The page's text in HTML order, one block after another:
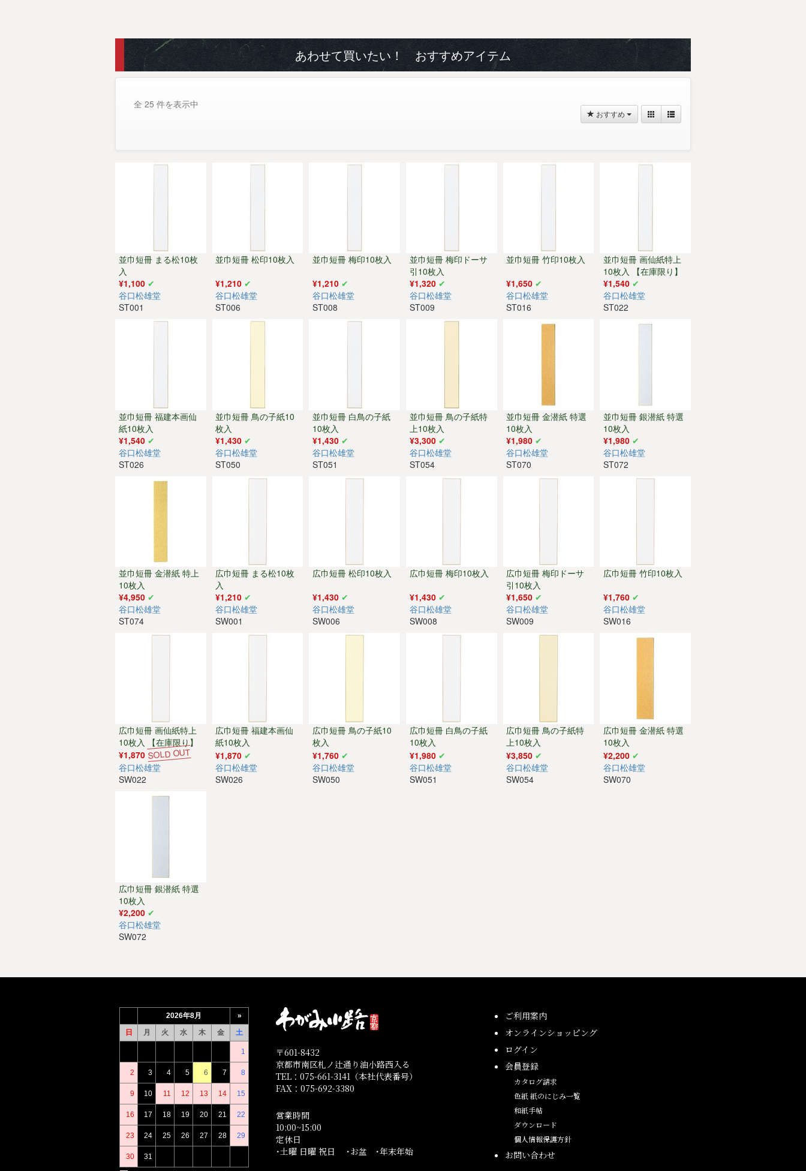
あわせて買いたい！ おすすめアイテム
全 25 件を表示中
おすすめ
並巾短冊 まる松10枚
入
¥1,100
谷口松雄堂
ST001
並巾短冊 松印10枚入
¥1,210
谷口松雄堂
ST006
並巾短冊 梅印10枚入
¥1,210
谷口松雄堂
ST008
並巾短冊 梅印ドーサ
引10枚入
¥1,320
谷口松雄堂
ST009
並巾短冊 竹印10枚入
¥1,650
谷口松雄堂
ST016
並巾短冊 画仙紙特上
10枚入 【在庫限り】
¥1,540
谷口松雄堂
ST022
並巾短冊 福建本画仙
紙10枚入
¥1,540
谷口松雄堂
ST026
並巾短冊 鳥の子紙10
枚入
¥1,430
谷口松雄堂
ST050
並巾短冊 白鳥の子紙
10枚入
¥1,430
谷口松雄堂
ST051
並巾短冊 鳥の子紙特
上10枚入
¥3,300
谷口松雄堂
ST054
並巾短冊 金潜紙 特選
10枚入
¥1,980
谷口松雄堂
ST070
並巾短冊 銀潜紙 特選
10枚入
¥1,980
谷口松雄堂
ST072
並巾短冊 金潜紙 特上
10枚入
¥4,950
谷口松雄堂
ST074
広巾短冊 まる松10枚
入
¥1,210
谷口松雄堂
SW001
広巾短冊 松印10枚入
¥1,430
谷口松雄堂
SW006
広巾短冊 梅印10枚入
¥1,430
谷口松雄堂
SW008
広巾短冊 梅印ドーサ
引10枚入
¥1,650
谷口松雄堂
SW009
広巾短冊 竹印10枚入
¥1,760
谷口松雄堂
SW016
広巾短冊 画仙紙特上
10枚入 【在庫限り】
¥1,870
谷口松雄堂
SW022
広巾短冊 福建本画仙
紙10枚入
¥1,870
谷口松雄堂
SW026
広巾短冊 鳥の子紙10
枚入
¥1,760
谷口松雄堂
SW050
広巾短冊 白鳥の子紙
10枚入
¥1,980
谷口松雄堂
SW051
広巾短冊 鳥の子紙特
上10枚入
¥3,850
谷口松雄堂
SW054
広巾短冊 金潜紙 特選
10枚入
¥2,200
谷口松雄堂
SW070
広巾短冊 銀潜紙 特選
10枚入
¥2,200
谷口松雄堂
SW072
〒601-8432
京都市南区札ノ辻通り油小路西入る
TEL：075-661-3141（本社代表番号）
FAX：075-692-3380
営業時間
10:00~15:00
定休日
･土曜 日曜 祝日 ･お盆 ･年末年始
ご利用案内
オンラインショッピング
ログイン
会員登録
カタログ請求
色紙 紙のにじみ一覧
和紙手帖
ダウンロード
個人情報保護方針
お問い合わせ